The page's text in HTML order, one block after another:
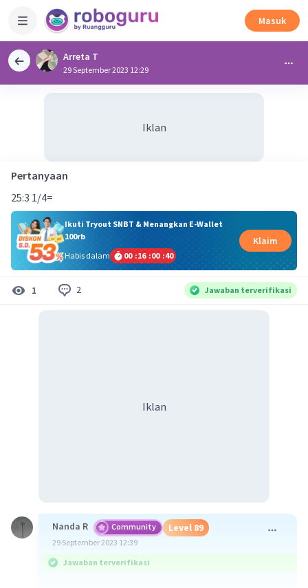
Masuk
Arreta T
29 September 2023 12:29
Iklan
Pertanyaan
25:3 1/4=
Ikuti Tryout SNBT & Menangkan E-Wallet
100rb
Habis dalam
00 :16 :00 :40
Klaim
1 2 Jawaban terverifikasi
Iklan
Nanda R Community Level 89
29 September 2023 12:39
Jawaban terverifikasi